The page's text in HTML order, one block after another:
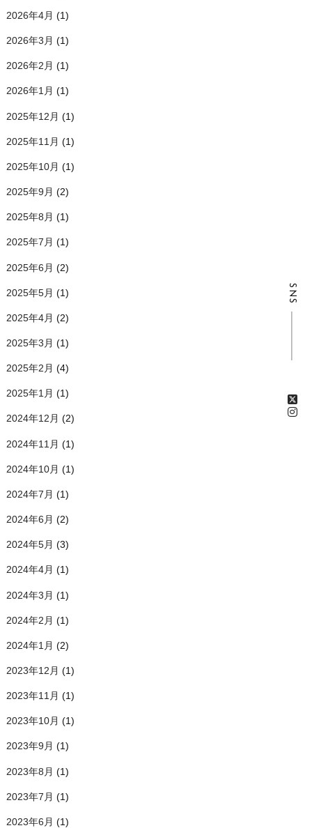
SNS
2026年4月 (1)
2026年3月 (1)
2026年2月 (1)
2026年1月 (1)
2025年12月 (1)
2025年11月 (1)
2025年10月 (1)
2025年9月 (2)
2025年8月 (1)
2025年7月 (1)
2025年6月 (2)
2025年5月 (1)
2025年4月 (2)
2025年3月 (1)
2025年2月 (4)
2025年1月 (1)
2024年12月 (2)
2024年11月 (1)
2024年10月 (1)
2024年7月 (1)
2024年6月 (2)
2024年5月 (3)
2024年4月 (1)
2024年3月 (1)
2024年2月 (1)
2024年1月 (2)
2023年12月 (1)
2023年11月 (1)
2023年10月 (1)
2023年9月 (1)
2023年8月 (1)
2023年7月 (1)
2023年6月 (1)